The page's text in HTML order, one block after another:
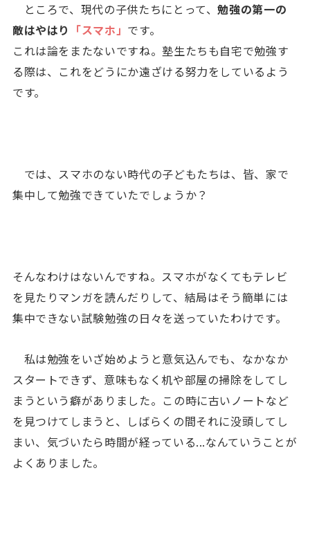
ところで、現代の子供たちにとって、勉強の第一の
敵はやはり 「スマホ」 です。
これは論をまたないですね。塾生たちも自宅で勉強す
る際は、これをどうにか遠ざける努力をしているよう
です。
では、スマホのない時代の子どもたちは、皆、家で
集中して勉強できていたでしょうか？
そんなわけはないんですね。スマホがなくてもテレビ
を見たりマンガを読んだりして、結局はそう簡単には
集中できない試験勉強の日々を送っていたわけです。
私は勉強をいざ始めようと意気込んでも、なかなか
スタートできず、意味もなく机や部屋の掃除をしてし
まうという癖がありました。この時に古いノートなど
を見つけてしまうと、しばらくの間それに没頭してし
まい、気づいたら時間が経っている...なんていうことが
よくありました。